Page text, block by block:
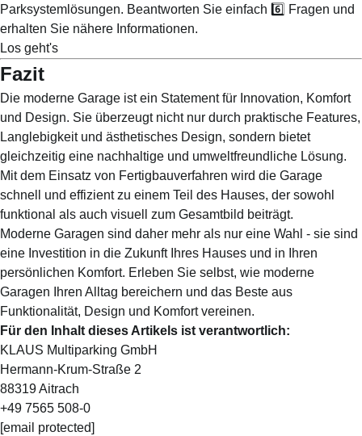
Parksystemlösungen. Beantworten Sie einfach 6️⃣ Fragen und
erhalten Sie nähere Informationen.
Los geht's
Fazit
Die moderne Garage ist ein Statement für Innovation, Komfort
und Design. Sie überzeugt nicht nur durch praktische Features,
Langlebigkeit und ästhetisches Design, sondern bietet
gleichzeitig eine nachhaltige und umweltfreundliche Lösung.
Mit dem Einsatz von Fertigbauverfahren wird die Garage
schnell und effizient zu einem Teil des Hauses, der sowohl
funktional als auch visuell zum Gesamtbild beiträgt.
Moderne Garagen sind daher mehr als nur eine Wahl - sie sind
eine Investition in die Zukunft Ihres Hauses und in Ihren
persönlichen Komfort. Erleben Sie selbst, wie moderne
Garagen Ihren Alltag bereichern und das Beste aus
Funktionalität, Design und Komfort vereinen.
Für den Inhalt dieses Artikels ist verantwortlich:
KLAUS Multiparking GmbH
Hermann-Krum-Straße 2
88319 Aitrach
+49 7565 508-0
[email protected]